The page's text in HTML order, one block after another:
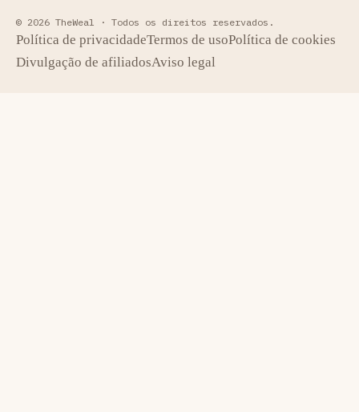
© 2026 TheWeal · Todos os direitos reservados.
Política de privacidadeTermos de usoPolítica de cookies
Divulgação de afiliadosAviso legal